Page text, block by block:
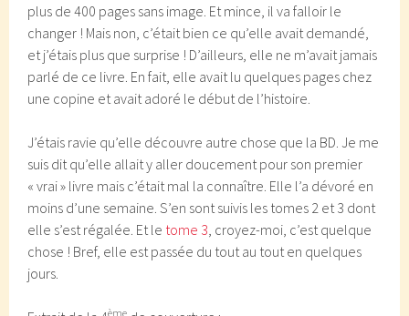
plus de 400 pages sans image. Et mince, il va falloir le
changer ! Mais non, c’était bien ce qu’elle avait demandé,
et j’étais plus que surprise ! D’ailleurs, elle ne m’avait jamais
parlé de ce livre. En fait, elle avait lu quelques pages chez
une copine et avait adoré le début de l’histoire.
J’étais ravie qu’elle découvre autre chose que la BD. Je me
suis dit qu’elle allait y aller doucement pour son premier
« vrai » livre mais c’était mal la connaître. Elle l’a dévoré en
moins d’une semaine. S’en sont suivis les tomes 2 et 3 dont
elle s’est régalée. Et le tome 3 , croyez-moi, c’est quelque
chose ! Bref, elle est passée du tout au tout en quelques
jours.
ème